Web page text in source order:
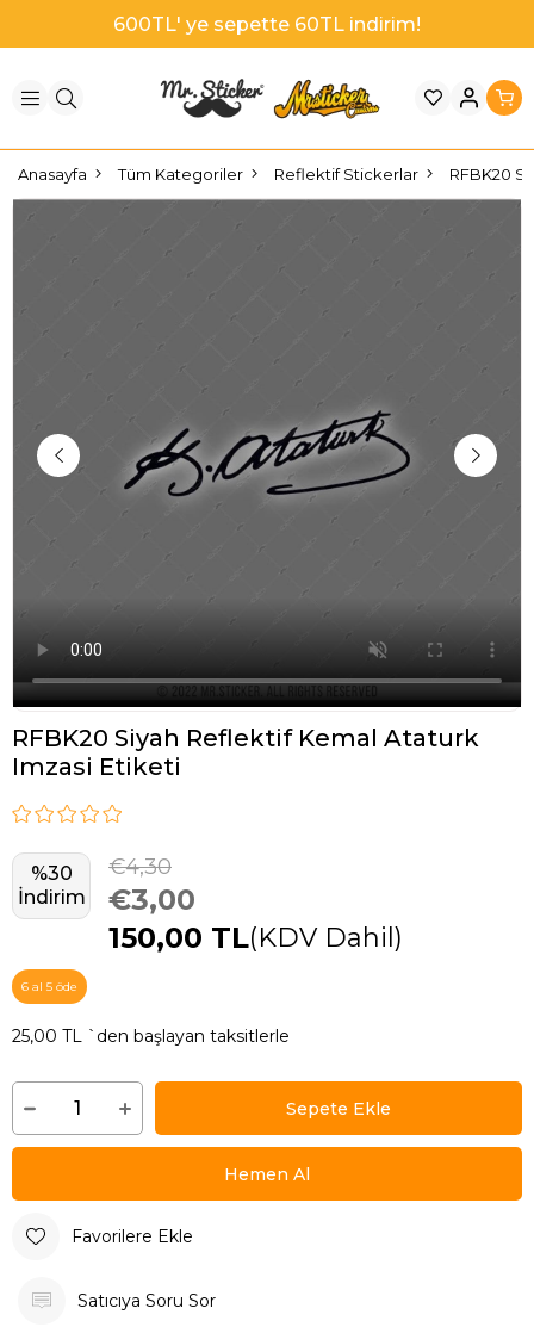
600TL' ye sepette 60TL indirim!
Anasayfa Tüm Kategoriler Reflektif Stickerlar RFBK20
RFBK20 Siyah Reflektif Kemal Ataturk
Imzasi Etiketi
%30
İndirim
€4,30
€3,00
150,00 TL(KDV Dahil)
6 al 5 öde
25,00 TL `den başlayan taksitlerle
Favorilere Ekle
Satıcıya Soru Sor